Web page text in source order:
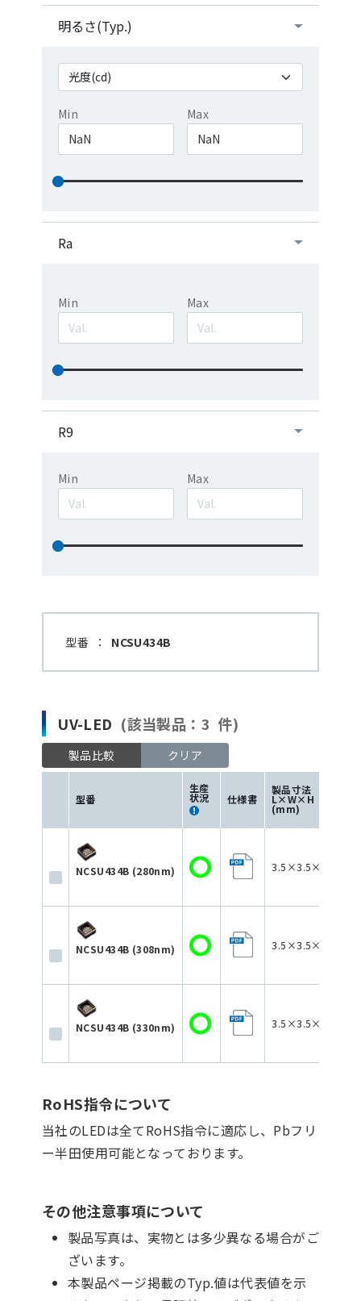
明るさ(Typ.)
Min Max
Ra
Min Max
R9
Min Max
型番 ： NCSU434B
UV-LED (該当製品：3 件)
製品比較 クリア
型番
生産
状況 仕様書
製品寸法
L×W×H
(mm)
NCSU434B (280nm) 3.5×3.5×1.72
NCSU434B (308nm) 3.5×3.5×1.72
NCSU434B (330nm) 3.5×3.5×1.72
RoHS指令について
当社のLEDは全てRoHS指令に適応し、Pbフリ
ー半田使用可能となっております。
その他注意事項について
製品写真は、実物とは多少異なる場合がご
ざいます。
本製品ページ掲載のTyp.値は代表値を示